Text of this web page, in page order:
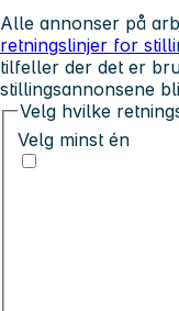
Alle annonser på
retningslinjer for
tilfeller der det er
stillingsannonsene
Velg hvilke
Velg minst én